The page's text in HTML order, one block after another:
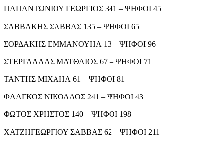
ΠΑΠΑΝΤΩΝΙΟΥ ΓΕΩΡΓΙΟΣ 341 – ΨΗΦΟΙ 45
ΣΑΒΒΑΚΗΣ ΣΑΒΒΑΣ 135 – ΨΗΦΟΙ 65
ΣΟΡΔΑΚΗΣ ΕΜΜΑΝΟΥΗΛ 13 – ΨΗΦΟΙ 96
ΣΤΕΡΓΑΛΛΑΣ ΜΑΤΘΑΙΟΣ 67 – ΨΗΦΟΙ 71
ΤΑΝΤΗΣ ΜΙΧΑΗΛ 61 – ΨΗΦΟΙ 81
ΦΛΑΓΚΟΣ ΝΙΚΟΛΑΟΣ 241 – ΨΗΦΟΙ 43
ΦΩΤΟΣ ΧΡΗΣΤΟΣ 140 – ΨΗΦΟΙ 198
ΧΑΤΖΗΓΕΩΡΓΙΟΥ ΣΑΒΒΑΣ 62 – ΨΗΦΟΙ 211